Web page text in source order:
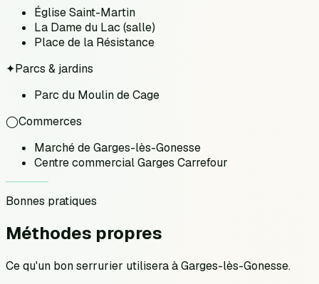
Église Saint-Martin
La Dame du Lac (salle)
Place de la Résistance
✦Parcs & jardins
Parc du Moulin de Cage
◯Commerces
Marché de Garges-lès-Gonesse
Centre commercial Garges Carrefour
Bonnes pratiques
Méthodes propres
Ce qu'un bon serrurier utilisera àGarges-lès-Gonesse.